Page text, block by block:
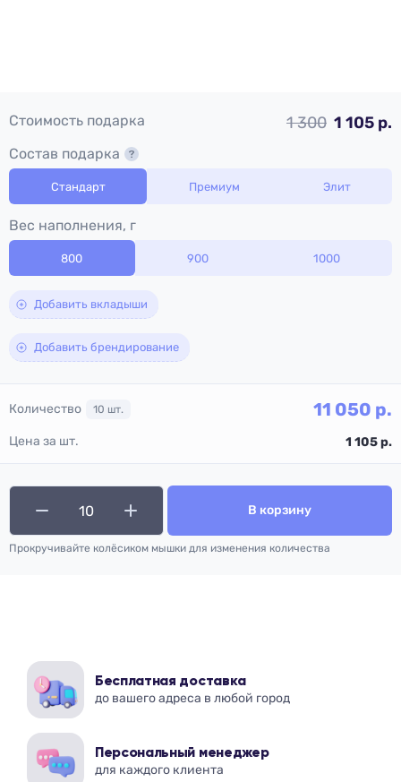
Стоимость подарка 1 300 1 105 р.
Состав подарка
Стандарт Премиум Элит
Вес наполнения, г
800 900 1000
Добавить вкладыши
Добавить брендирование
Количество 10 шт. 11 050 р.
Цена за шт. 1 105р.
В корзину
Прокручивайте колёсиком мышки для изменения количества
Бесплатная доставка
до вашего адреса в любой город
Персональный менеджер
для каждого клиента